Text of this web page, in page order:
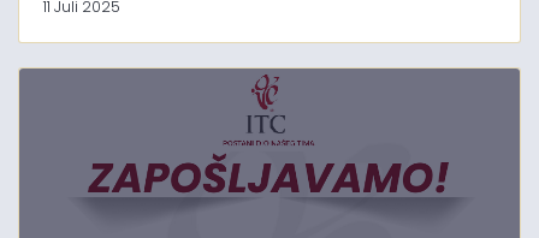
11 Juli 2025